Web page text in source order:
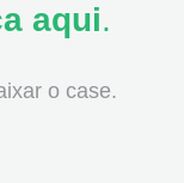
aqui.
o case.